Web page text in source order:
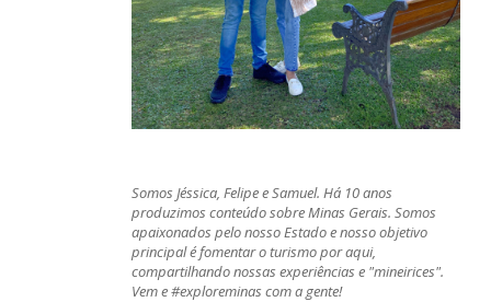
Somos Jéssica, Felipe e Samuel. Há 10 anos
produzimos conteúdo sobre Minas Gerais. Somos
apaixonados pelo nosso Estado e nosso objetivo
principal é fomentar o turismo por aqui,
compartilhando nossas experiências e "mineirices".
Vem e #exploreminas com a gente!